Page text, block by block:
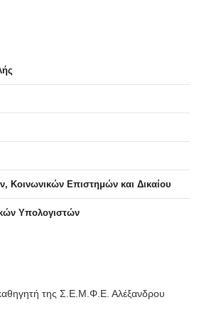
Κοινωνικών Επιστημών και Δικαίου
Υπολογιστών
της Σ.Ε.Μ.Φ.Ε. Αλέξανδρου